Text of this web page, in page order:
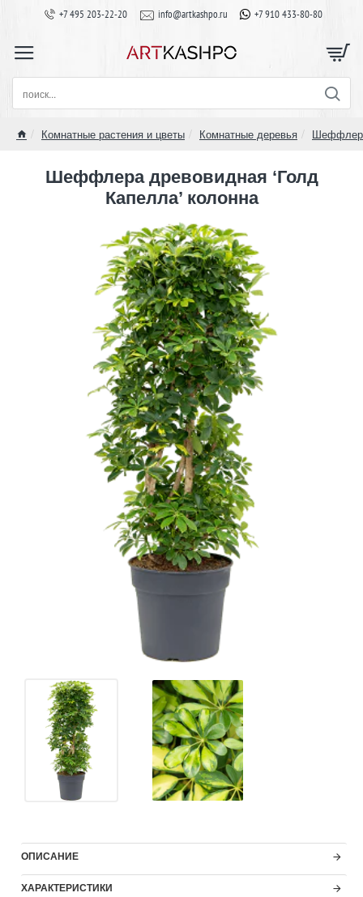
+7 495 203-22-20 info@artkashpo.ru +7 910 433-80-80
поиск...
Комнатные растения и цветы Комнатные деревья
Шеффлера древовидная ‘Голд
Капелла’ колонна
ОПИСАНИЕ
ХАРАКТЕРИСТИКИ